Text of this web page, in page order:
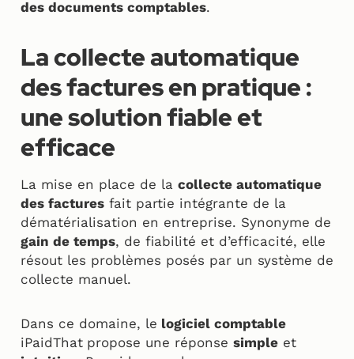
des documents comptables.
La collecte automatique
des factures en pratique :
une solution fiable et
efficace
La mise en place de la collecte automatique
des factures fait partie intégrante de la
dématérialisation en entreprise. Synonyme de
gain de temps, de fiabilité et d’efficacité, elle
résout les problèmes posés par un système de
collecte manuel.
Dans ce domaine, le logiciel comptable
iPaidThat propose une réponse simple et